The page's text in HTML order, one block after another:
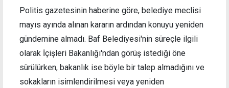
Politis gazetesinin haberine göre, belediye meclisi
mayıs ayında alınan kararın ardından konuyu yeniden
gündemine almadı. Baf Belediyesi'nin süreçle ilgili
olarak İçişleri Bakanlığı'ndan görüş istediği öne
sürülürken, bakanlık ise böyle bir talep almadığını ve
sokakların isimlendirilmesi veya yeniden